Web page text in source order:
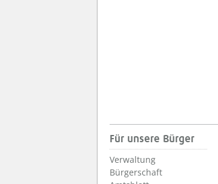
Für unsere Bürger
Verwaltung
Bürgerschaft